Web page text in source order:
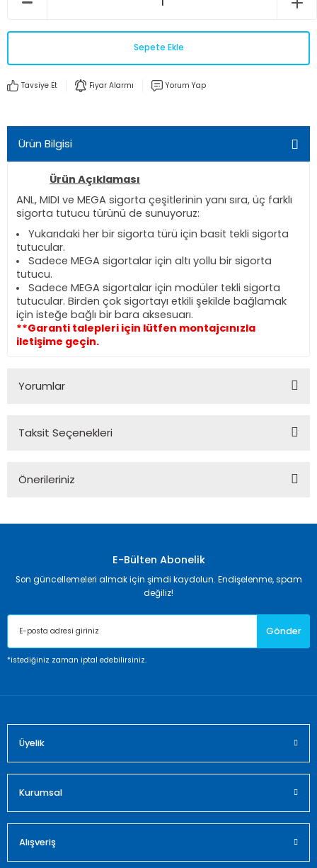
Sepete Ekle
Tavsiye Et Fiyar Alarmı Yorum Yap
Ürün Bilgisi
Ürün Açıklaması
ANL, MIDI ve MEGA sigorta çeşitlerinin yanı sıra, üç farklı
sigorta tutucu türünü de sunuyoruz:
Yukarıdaki her bir sigorta türü için basit tekli sigorta
tutucular.
Sadece MEGA sigortalar için altı yollu bir sigorta
tutucu.
Sadece MEGA sigortalar için modüler tekli sigorta
tutucular. Birden çok sigortayı etkili şekilde bağlamak
için isteğe bağlı bir bara aksesuarı.
**Garanti talepleri için lütfen montajcınızla
iletişime geçin.
Yorumlar
Taksit Seçenekleri
Önerileriniz
Görüş ve önerileriniz için teşekkür ederiz.
Ürün resmi kalitesiz, bozuk veya görüntülenemiyor.
Ürün açıklamasında eksik bilgiler bulunuyor.
Ürün bilgilerinde hatalar bulunuyor.
Ürün fiyatı diğer sitelerden daha pahalı.
E-Bülten Abonelik
Son güncellemeleri almak için şimdi kaydolun. Endişelenme, spam
değiliz!
Gönder
*istediğiniz zaman iptal edebilirsiniz.
Üyelik
Kurumsal
Alışveriş